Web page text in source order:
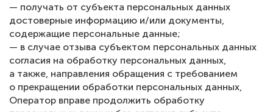
— получать от субъекта персональных данных
достоверные информацию и/или документы,
содержащие персональные данные;
— в случае отзыва субъектом персональных данных
согласия на обработку персональных данных,
а также, направления обращения с требованием
о прекращении обработки персональных данных,
Оператор вправе продолжить обработку